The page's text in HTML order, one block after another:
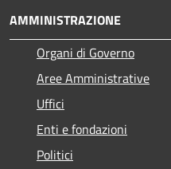
AMMINISTRAZIONE
Organi di Governo
Aree Amministrative
Uffici
Enti e fondazioni
Politici